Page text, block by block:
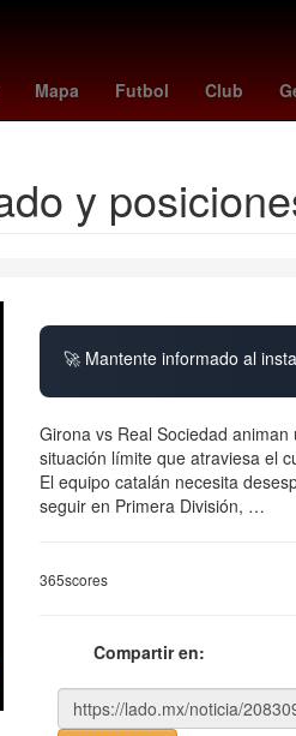
Mapa Futbol Club
jesús orozco Lucas Ocampos
y
🚀 Mantente informado al
Girona vs Real Sociedad
situación límite que atraviesa el
El equipo catalán necesita
seguir en Primera División, …
365scores
Compartir en: